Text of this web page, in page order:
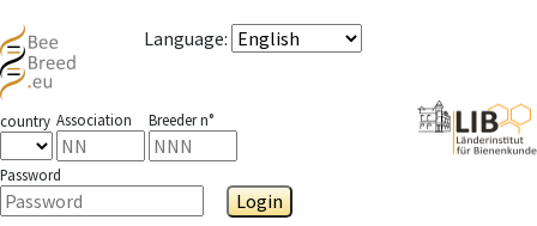
Language:
country Association Breeder n°
Password
Login